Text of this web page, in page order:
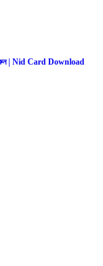
করুন | Nid Card Download